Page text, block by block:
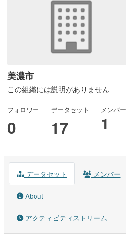
美濃市
この組織には説明がありません
フォロワー
0
データセット
17
メンバー
1
データセット メンバー
About
アクティビティストリーム